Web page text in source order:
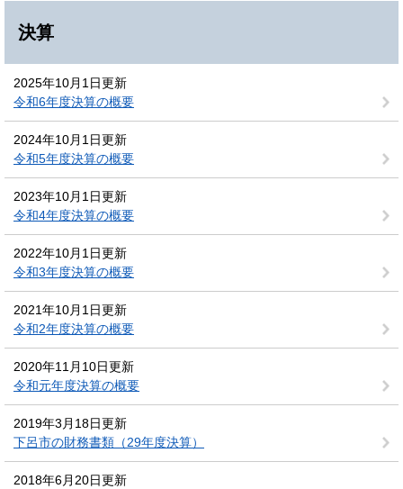
決算
2025年10月1日更新
令和6年度決算の概要
2024年10月1日更新
令和5年度決算の概要
2023年10月1日更新
令和4年度決算の概要
2022年10月1日更新
令和3年度決算の概要
2021年10月1日更新
令和2年度決算の概要
2020年11月10日更新
令和元年度決算の概要
2019年3月18日更新
下呂市の財務書類（29年度決算）
2018年6月20日更新